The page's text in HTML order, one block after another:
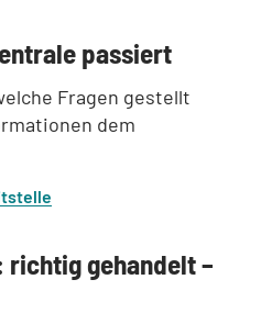
passiert
Fragen gestellt
dem
gehandelt –